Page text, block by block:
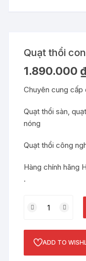
Quạt thổi
1.890.000
Chuyên cung cấp
Quạt thổi sàn,
nóng
Quạt thổi công
Hàng chính hãng
.
thổi
HiClean
ADD TO